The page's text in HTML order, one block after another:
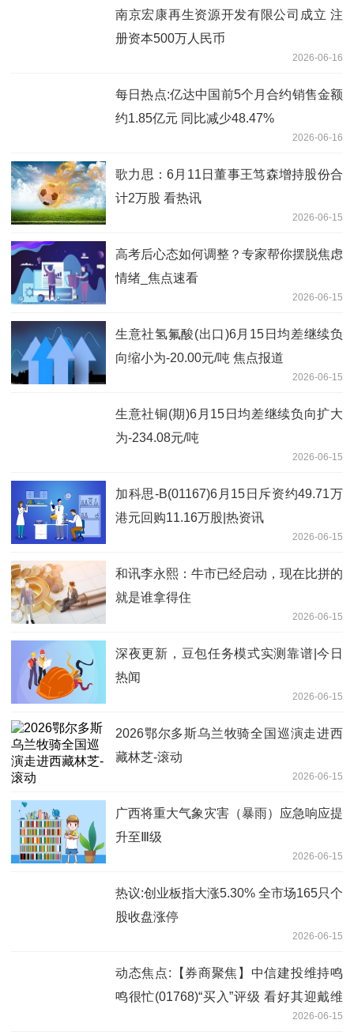
南京宏康再生资源开发有限公司成立 注
册资本500万人民币
2026-06-16
每日热点:亿达中国前5个月合约销售金额
约1.85亿元 同比减少48.47%
2026-06-16
歌力思：6月11日董事王笃森增持股份合
计2万股 看热讯
2026-06-15
高考后心态如何调整？专家帮你摆脱焦虑
情绪_焦点速看
2026-06-15
生意社氢氟酸(出口)6月15日均差继续负
向缩小为-20.00元/吨 焦点报道
2026-06-15
生意社铜(期)6月15日均差继续负向扩大
为-234.08元/吨
2026-06-15
加科思-B(01167)6月15日斥资约49.71万
港元回购11.16万股|热资讯
2026-06-15
和讯李永熙：牛市已经启动，现在比拼的
就是谁拿得住
2026-06-15
深夜更新，豆包任务模式实测靠谱|今日
热闻
2026-06-15
2026鄂尔多斯乌兰牧骑全国巡演走进西
藏林芝-滚动
2026-06-15
广西将重大气象灾害（暴雨）应急响应提
升至Ⅲ级
2026-06-15
热议:创业板指大涨5.30% 全市场165只个
股收盘涨停
2026-06-15
动态焦点:【券商聚焦】中信建投维持鸣
鸣很忙(01768)“买入”评级 看好其迎戴维
2026-06-15